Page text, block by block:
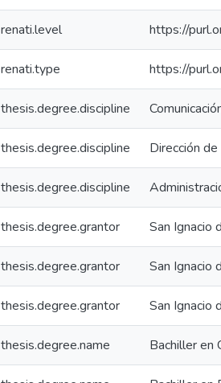
renati.level https://
renati.type https://
thesis.degree.discipline
thesis.degree.discipline Dirección
thesis.degree.discipline
thesis.degree.grantor San Ignacio
thesis.degree.grantor San Ignacio
thesis.degree.grantor San Ignacio
thesis.degree.name Bachiller en